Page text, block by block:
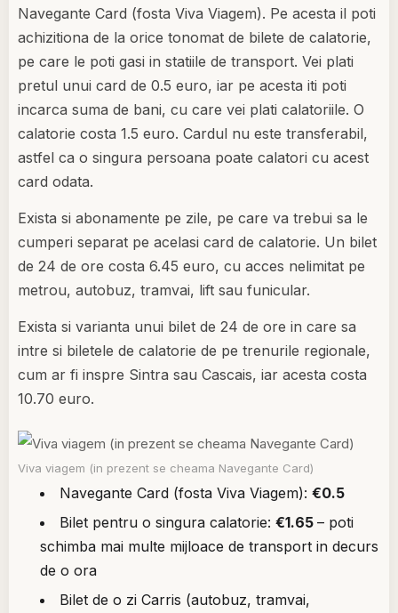
Navegante Card (fosta Viva Viagem). Pe acesta il poti
achizitiona de la orice tonomat de bilete de calatorie,
pe care le poti gasi in statiile de transport. Vei plati
pretul unui card de 0.5 euro, iar pe acesta iti poti
incarca suma de bani, cu care vei plati calatoriile. O
calatorie costa 1.5 euro. Cardul nu este transferabil,
astfel ca o singura persoana poate calatori cu acest
card odata.
Exista si abonamente pe zile, pe care va trebui sa le
cumperi separat pe acelasi card de calatorie. Un bilet
de 24 de ore costa 6.45 euro, cu acces nelimitat pe
metrou, autobuz, tramvai, lift sau funicular.
Exista si varianta unui bilet de 24 de ore in care sa
intre si biletele de calatorie de pe trenurile regionale,
cum ar fi inspre Sintra sau Cascais, iar acesta costa
10.70 euro.
Viva viagem (in prezent se cheama Navegante Card)
Navegante Card (fosta Viva Viagem): €0.5
Bilet pentru o singura calatorie: €1.65 – poti
schimba mai multe mijloace de transport in decurs
de o ora
Bilet de o zi Carris (autobuz, tramvai,